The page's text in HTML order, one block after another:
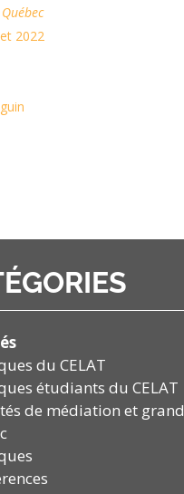
2022
du CELAT
étudiants du CELAT
de médiation et grand